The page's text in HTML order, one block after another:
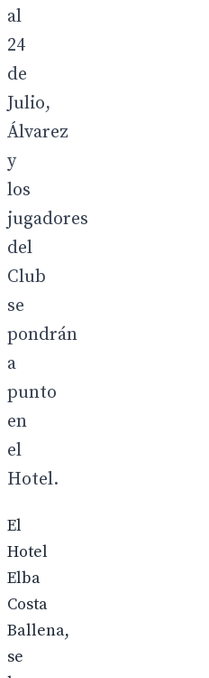
al
24
de
Julio,
Álvarez
y
los
jugadores
del
Club
se
pondrán
a
punto
en
el
Hotel.
El
Hotel
Elba
Costa
Ballena,
se